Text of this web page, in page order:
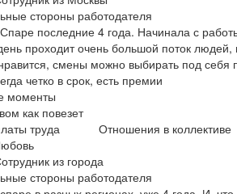
стороны работодателя
последние 4 года. Начинала с
проходит очень большой поток
смены можно выбирать под себя
четко в срок, есть премии
моменты
как повезет
труда
Отношения в коллективе
из города
стороны работодателя